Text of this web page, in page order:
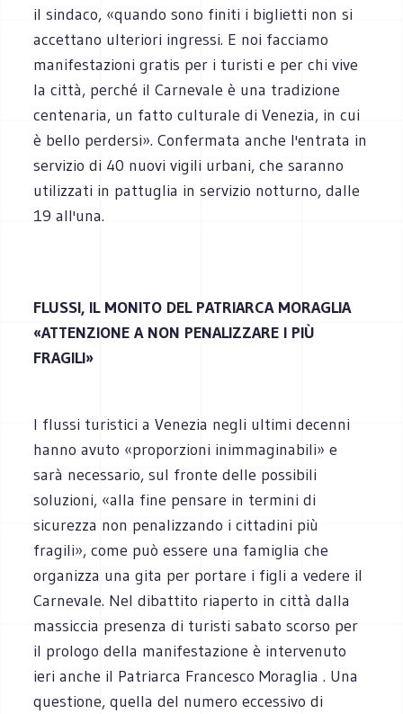
il sindaco, «quando sono finiti i biglietti non si
accettano ulteriori ingressi. E noi facciamo
manifestazioni gratis per i turisti e per chi vive
la città, perché il Carnevale è una tradizione
centenaria, un fatto culturale di Venezia, in cui
è bello perdersi». Confermata anche l'entrata in
servizio di 40 nuovi vigili urbani, che saranno
utilizzati in pattuglia in servizio notturno, dalle
19 all'una.
FLUSSI, IL MONITO DEL PATRIARCA MORAGLIA
«ATTENZIONE A NON PENALIZZARE I PIÙ
FRAGILI»
I flussi turistici a Venezia negli ultimi decenni
hanno avuto «proporzioni inimmaginabili» e
sarà necessario, sul fronte delle possibili
soluzioni, «alla fine pensare in termini di
sicurezza non penalizzando i cittadini più
fragili», come può essere una famiglia che
organizza una gita per portare i figli a vedere il
Carnevale. Nel dibattito riaperto in città dalla
massiccia presenza di turisti sabato scorso per
il prologo della manifestazione è intervenuto
ieri anche il Patriarca Francesco Moraglia . Una
questione, quella del numero eccessivo di